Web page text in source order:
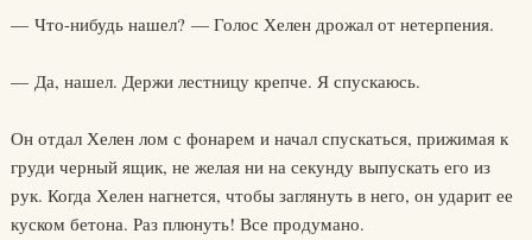
— Что-нибудь нашел? — Голос Хелен дрожал от нетерпения.
— Да, нашел. Держи лестницу крепче. Я спускаюсь.
Он отдал Хелен лом с фонарем и начал спускаться, прижимая к
груди черный ящик, не желая ни на секунду выпускать его из
рук. Когда Хелен нагнется, чтобы заглянуть в него, он ударит ее
куском бетона. Раз плюнуть! Все продумано.